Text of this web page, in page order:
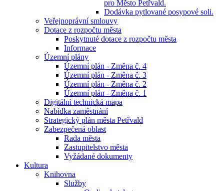
pro Město Petřvald.
Dodávka pytlované posypové soli.
Veřejnoprávní smlouvy
Dotace z rozpočtu města
Poskytnuté dotace z rozpočtu města
Informace
Územní plány
Územní plán - Změna č. 4
Územní plán - Změna č. 3
Územní plán - Změna č. 2
Územní plán - Změna č. 1
Digitální technická mapa
Nabídka zaměstnání
Strategický plán města Petřvald
Zabezpečená oblast
Rada města
Zastupitelstvo města
Vyžádané dokumenty
Kultura
Knihovna
Služby